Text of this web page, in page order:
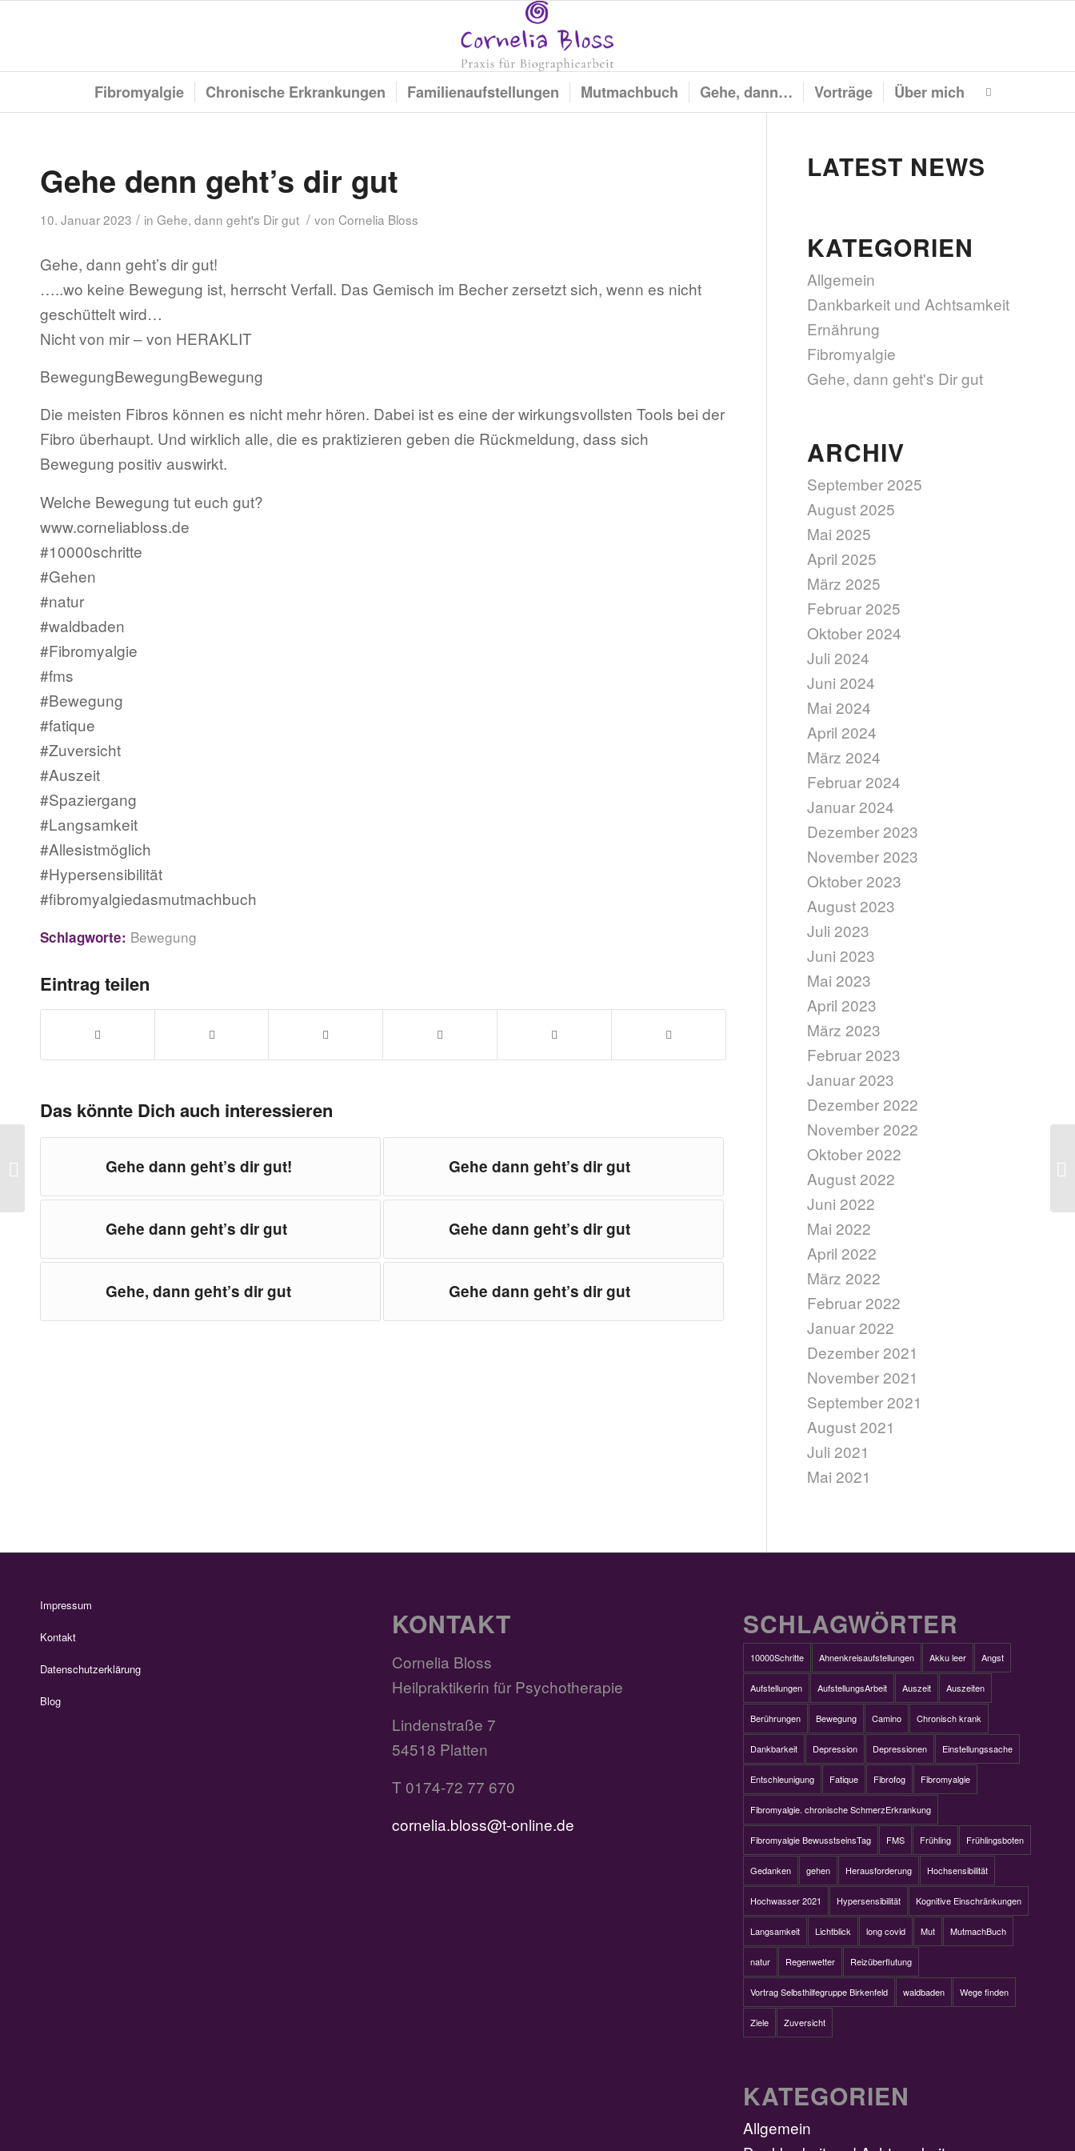
Fibromyalgie Chronische Erkrankungen Familienaufstellungen Mutmachbuch Gehe, dann… Vorträge Über mich
Gehe denn geht’s dir gut
10. Januar 2023 / in Gehe, dann geht's Dir gut / von Cornelia Bloss
Gehe, dann geht’s dir gut!
…..wo keine Bewegung ist, herrscht Verfall. Das Gemisch im Becher zersetzt sich, wenn es nicht
geschüttelt wird…
Nicht von mir – von HERAKLIT
BewegungBewegungBewegung
Die meisten Fibros können es nicht mehr hören. Dabei ist es eine der wirkungsvollsten Tools bei der
Fibro überhaupt. Und wirklich alle, die es praktizieren geben die Rückmeldung, dass sich
Bewegung positiv auswirkt.
Welche Bewegung tut euch gut?
www.corneliabloss.de
#10000schritte
#Gehen
#natur
#waldbaden
#Fibromyalgie
#fms
#Bewegung
#fatique
#Zuversicht
#Auszeit
#Spaziergang
#Langsamkeit
#Allesistmöglich
#Hypersensibilität
#fibromyalgiedasmutmachbuch
Schlagworte: Bewegung
Eintrag teilen
Das könnte Dich auch interessieren
Gehe dann geht’s dir gut! Gehe dann geht’s dir gut
Gehe dann geht’s dir gut Gehe dann geht’s dir gut
Gehe, dann geht’s dir gut Gehe dann geht’s dir gut
LATEST NEWS
KATEGORIEN
Allgemein
Dankbarkeit und Achtsamkeit
Ernährung
Fibromyalgie
Gehe, dann geht's Dir gut
ARCHIV
September 2025
August 2025
Mai 2025
April 2025
März 2025
Februar 2025
Oktober 2024
Juli 2024
Juni 2024
Mai 2024
April 2024
März 2024
Februar 2024
Januar 2024
Dezember 2023
November 2023
Oktober 2023
August 2023
Juli 2023
Juni 2023
Mai 2023
April 2023
März 2023
Februar 2023
Januar 2023
Dezember 2022
November 2022
Oktober 2022
August 2022
Juni 2022
Mai 2022
April 2022
März 2022
Februar 2022
Januar 2022
Dezember 2021
November 2021
September 2021
August 2021
Juli 2021
Mai 2021
Impressum
Kontakt
Datenschutzerklärung
Blog
KONTAKT
Cornelia Bloss
Heilpraktikerin für Psychotherapie
Lindenstraße 7
54518 Platten
T 0174-72 77 670
cornelia.bloss@t-online.de
SCHLAGWÖRTER
10000Schritte Ahnenkreisaufstellungen Akku leer Angst
Aufstellungen AufstellungsArbeit Auszeit Auszeiten
Berührungen Bewegung Camino Chronisch krank
Dankbarkeit Depression Depressionen Einstellungssache
Entschleunigung Fatique Fibrofog Fibromyalgie
Fibromyalgie. chronische SchmerzErkrankung
Fibromyalgie BewusstseinsTag FMS Frühling Frühlingsboten
Gedanken gehen Herausforderung Hochsensibilität
Hochwasser 2021 Hypersensibilität Kognitive Einschränkungen
Langsamkeit Lichtblick long covid Mut MutmachBuch
natur Regenwetter Reizüberflutung
Vortrag Selbsthilfegruppe Birkenfeld waldbaden Wege finden
Ziele Zuversicht
KATEGORIEN
Allgemein
Ziele oder Wünsche?